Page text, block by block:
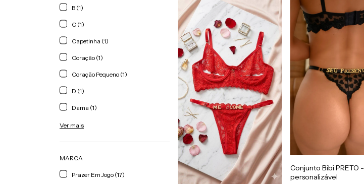
B (1)
C (1)
Capetinha (1)
Coração (1)
Coração Pequeno (1)
D (1)
Dama (1)
Ver mais
MARCA
Prazer Em Jogo (17)
Conjunto Bibi PRETO -
personalizável